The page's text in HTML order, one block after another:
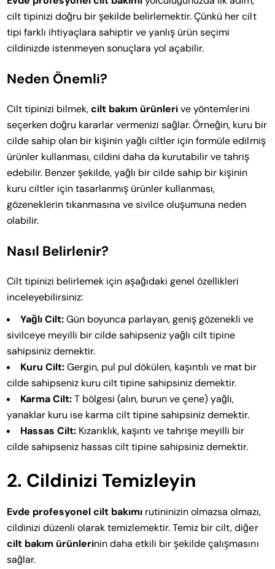
cilt tipinizi doğru bir şekilde belirlemektir. Çünkü her cilt
tipi farklı ihtiyaçlara sahiptir ve yanlış ürün seçimi
cildinizde istenmeyen sonuçlara yol açabilir.
Neden Önemli?
Cilt tipinizi bilmek,cilt bakım ürünlerive yöntemlerini
seçerken doğru kararlar vermenizi sağlar. Örneğin, kuru bir
cilde sahip olan bir kişinin yağlı ciltler için formüle edilmiş
ürünler kullanması, cildini daha da kurutabilir ve tahriş
edebilir. Benzer şekilde, yağlı bir cilde sahip bir kişinin
kuru ciltler için tasarlanmış ürünler kullanması,
gözeneklerin tıkanmasına ve sivilce oluşumuna neden
olabilir.
Nasıl Belirlenir?
Cilt tipinizi belirlemek için aşağıdaki genel özellikleri
inceleyebilirsiniz:
Yağlı Cilt:Gün boyunca parlayan, geniş gözenekli ve
sivilceye meyilli bir cilde sahipseniz yağlı cilt tipine
sahipsiniz demektir.
Kuru Cilt:Gergin, pul pul dökülen, kaşıntılı ve mat bir
cilde sahipseniz kuru cilt tipine sahipsiniz demektir.
Karma Cilt:T bölgesi (alın, burun ve çene) yağlı,
yanaklar kuru ise karma cilt tipine sahipsiniz demektir.
Hassas Cilt: Kızarıklık, kaşıntı ve tahrişe meyilli bir
cilde sahipseniz hassas cilt tipine sahipsiniz demektir.
2. Cildinizi Temizleyin
Evde profesyonel cilt bakımı rutininizin olmazsa olmazı,
cildinizi düzenli olarak temizlemektir. Temiz bir cilt, diğer
cilt bakım ürünlerinin daha etkili bir şekilde çalışmasını
sağlar.